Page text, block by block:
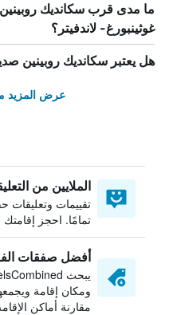
ما مدى قرب سكانديك
غوثينبورغ- لاندفيتر؟
هل يعتبر سكانديك روبينين
عرض المزيد
الملايين من
تقييمات وتعليقات
تمامًا. احجز إقامتك
أفضل صفقات
ومكان إقامة
مقارنة أماكن